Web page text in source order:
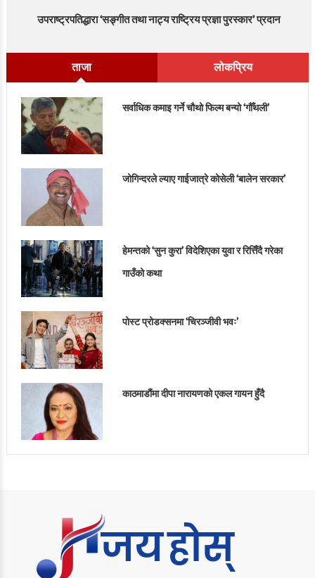
उपराष्ट्रपतिद्धारा ‘सङ्गीत तथा नाट्य राष्ट्रिय प्रज्ञा पुरस्कार’ प्रदान
ताजा लोकप्रिय
सर्वाधिक कमाइ गर्ने चौथो फिल्म बन्यो ‘गौँथली’
जोगिन्दरले ल्याए गाईजात्रे कोसेली ‘बालेन सरकार’
हेमन्तको ‘सुन कुरा’ विदेशिएका युवा र रित्तिँदै गरेका
गाउँको कथा
पोस्ट प्रोडक्सनमा ‘चिरञ्जीवी भवः’
काठमाडौंमा दीपा नारायणको एकल गायन हुँदै